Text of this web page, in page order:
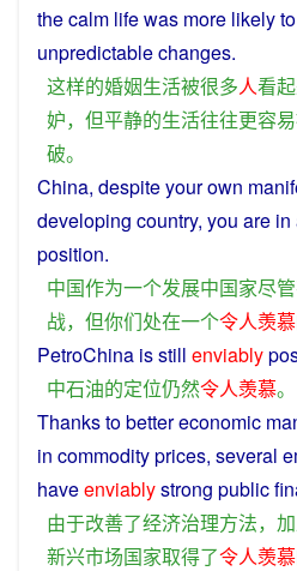
thecalm lifewas more likely
unpredictablechanges.
这样的婚姻生活被很多人看
妒， 但平静的生活往往更容易
破。
China, despiteyourown
developing country, you are in
position.
中国作为一个发展中国家尽管
战， 但你们处在一个令人羡慕
PetroChina isstill enviably
中石油的定位仍然令人羡慕。
Thankstobettereconomic
in commodityprices, several
haveenviablystrong public
由于改善了经济治理方法，
新兴市场国家取得了令人羡慕